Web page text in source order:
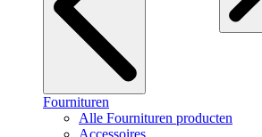
Fournituren
Alle Fournituren producten
Accessoires